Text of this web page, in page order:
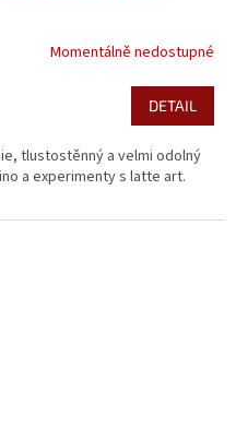
Momentálně nedostupné
DETAIL
tlustostěnný a velmi odolný
a experimenty s latte art.